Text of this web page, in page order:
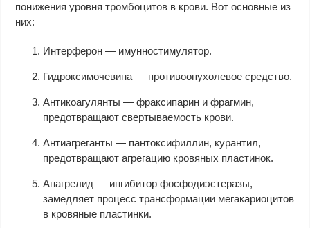
понижения уровня тромбоцитов в крови. Вот основные из
них:
Интерферон — имунностимулятор.
Гидроксимочевина — противоопухолевое средство.
Антикоагулянты — фраксипарин и фрагмин,
предотвращают свертываемость крови.
Антиагреганты — пантоксифиллин, курантил,
предотвращают агрегацию кровяных пластинок.
Анагрелид — ингибитор фосфодиэстеразы,
замедляет процесс трансформации мегакариоцитов
в кровяные пластинки.